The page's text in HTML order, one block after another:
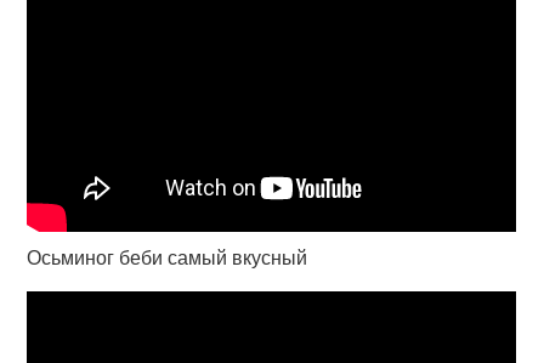
Осьминог беби самый вкусный